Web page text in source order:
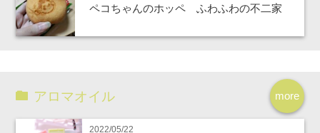
ペコちゃんのホッペ ふわふわの不二家
more
アロマオイル
2022/05/22